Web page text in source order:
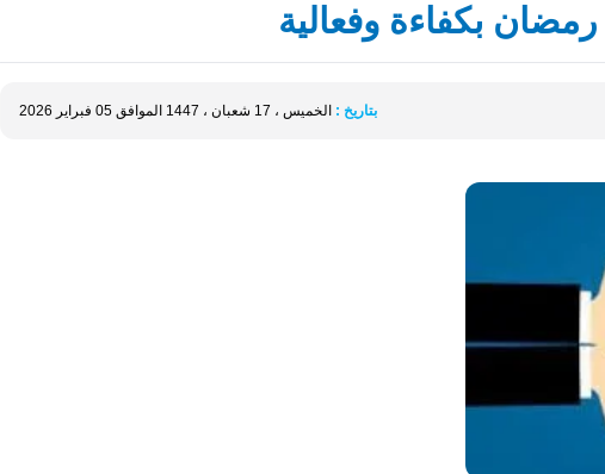
بتاريخ : الخميس ، 17 شعبان ، 1447 الموافق 05 فبراير 2026